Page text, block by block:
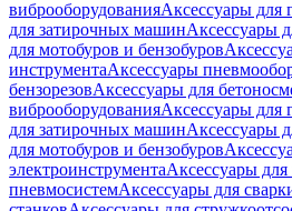
виброоборудованияАксессуары для
для затирочных машинАксессуары
для мотобуров и бензобуров
инструментаАксессуары
бензорезовАксессуары для
виброоборудованияАксессуары для
для затирочных машинАксессуары
для мотобуров и бензобуров
электроинструментаАксессуары для
пневмосистемАксессуары для